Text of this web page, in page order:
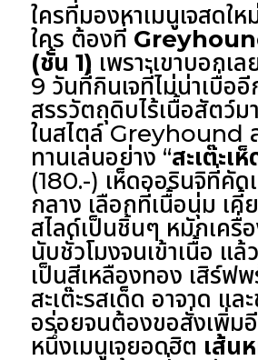
ใครที่มองหาเมนูเจสดให
ใคร ต้องที่
(ชั้น 1) เพราะเขาบอกเ
9 วันที่กินเจที่ไม่น่าเบื่อ
สรรวัตถุดิบไร้เนื้อสัตว์ม
ในสไตล์ Greyhound
ทานเล่นอย่าง “สะเต๊ะเ
(180.-) เห็ดออรินจิที่คัด
กลาง เลือกที่เนื้อนุ่ม เคี้
สไลด์เป็นชิ้นๆ หมักเครื่อ
นับชั่วโมงจนเข้าเนื้อ แล้
เป็นสีเหลืองทอง เสิร์ฟ
สะเต๊ะรสเด็ด อาจาด แ
อร่อยจนต้องขอสั่งเพิ่ม
หนึ่งเมนูเจยอดฮิต เส้น